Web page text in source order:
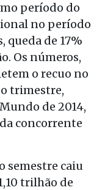
período do
no período
queda de 17%
Os números,
o recuo no
trimestre,
de 2014,
concorrente
semestre caiu
trilhão de